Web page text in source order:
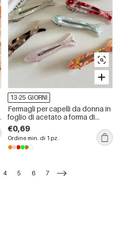
13-25 GIORNI
Fermagli per capelli da donna in
foglio di acetato a forma di
pesce
€0,69
Ordine min. di 1 pz.
4 5 6 7